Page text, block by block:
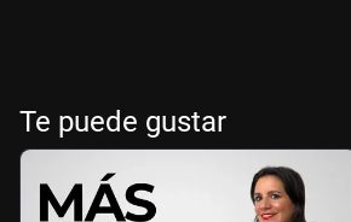
Te puede gustar